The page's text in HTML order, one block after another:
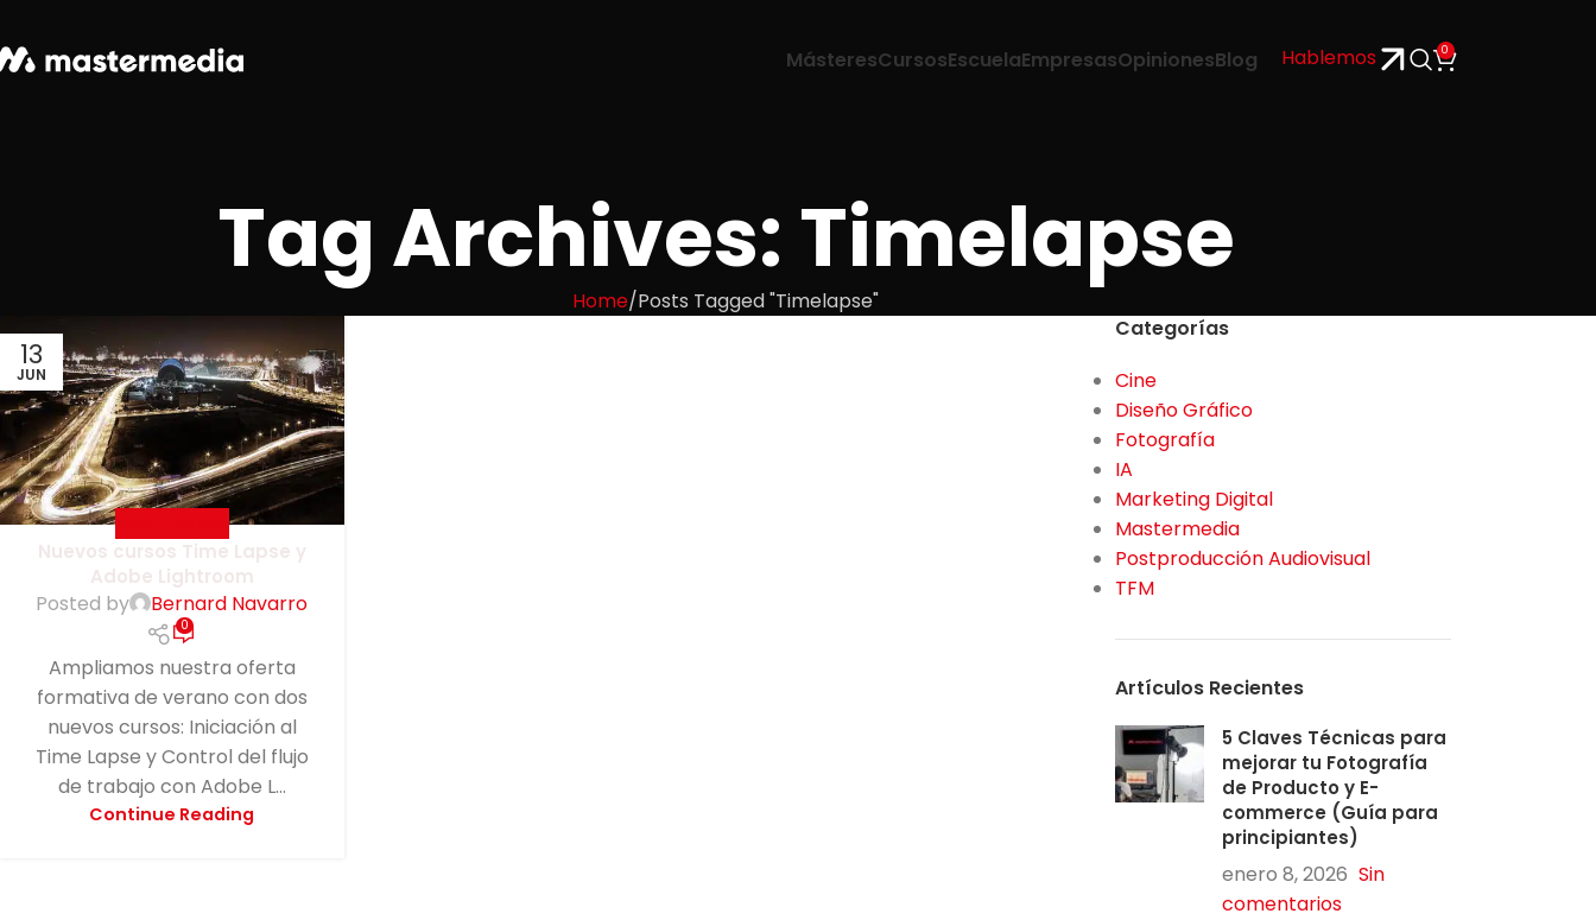
MásteresCursosEscuelaEmpresasOpinionesBlog Hablemos 0
Tag Archives: Timelapse
Home Posts Tagged "Timelapse"
13
JUN
MASTERMEDIA
Posted by Bernard Navarro
0
Ampliamos nuestra oferta
formativa de verano con dos
nuevos cursos: Iniciación al
Time Lapse y Control del flujo
de trabajo con Adobe L...
Continue Reading
Categorías
Cine
Diseño Gráfico
Fotografía
IA
Marketing Digital
Mastermedia
Postproducción Audiovisual
TFM
Artículos Recientes
5 Claves Técnicas para
mejorar tu Fotografía
de Producto y E-
commerce (Guía para
principiantes)
enero 8, 2026 Sin
comentarios